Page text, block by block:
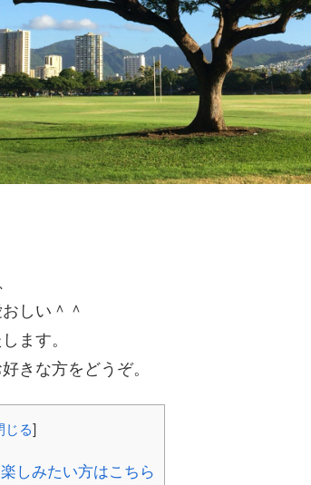
しい＾＾
ます。
きな方をどうぞ。
じる]
しみたい方はこちら